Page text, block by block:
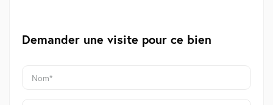
Demander une visite pour ce bien